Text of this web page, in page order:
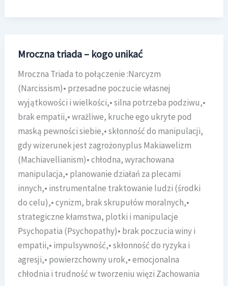
Mroczna triada – kogo unikać
Mroczna Triada to połączenie :Narcyzm
(Narcissism)• przesadne poczucie własnej
wyjątkowości i wielkości,• silna potrzeba podziwu,•
brak empatii,• wrażliwe, kruche ego ukryte pod
maską pewności siebie,• skłonność do manipulacji,
gdy wizerunek jest zagrożonyplus Makiawelizm
(Machiavellianism)• chłodna, wyrachowana
manipulacja,• planowanie działań za plecami
innych,• instrumentalne traktowanie ludzi (środki
do celu),• cynizm, brak skrupułów moralnych,•
strategiczne kłamstwa, plotki i manipulacje
Psychopatia (Psychopathy)• brak poczucia winy i
empatii,• impulsywność,• skłonność do ryzyka i
agresji,• powierzchowny urok,• emocjonalna
chłodnia i trudność w tworzeniu więzi Zachowania